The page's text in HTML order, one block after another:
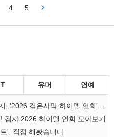
4 5
IT 유머 연예
검사 2026 하이델 연회 모아보기
', 직접 해봤습니다